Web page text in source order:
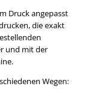
Druck angepasst
die exakt
und mit der
Wegen: